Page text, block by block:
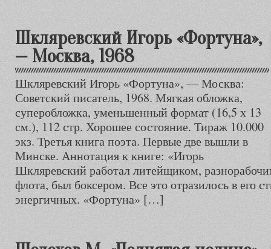
Шкляревский Игорь «Фортуна»,
— Москва, 1968
Шкляревский Игорь «Фортуна», — Москва:
Советский писатель, 1968. Мягкая обложка,
суперобложка, уменьшенный формат (16,5 х 13
см.), 112 стр. Хорошее состояние. Тираж 10.000
экз. Третья книга поэта. Первые две вышли в
Минске. Аннотация к книге: «Игорь
Шкляревский работал литейщиком,
флота, был боксером. Все это отразилось в его
энергичных. «Фортуна» […]